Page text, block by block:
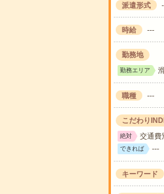
派遣形式
時給 ---
勤務地
勤務エリア
職種 ---
こだわり
絶対 交通費
できれば ---
キーワード